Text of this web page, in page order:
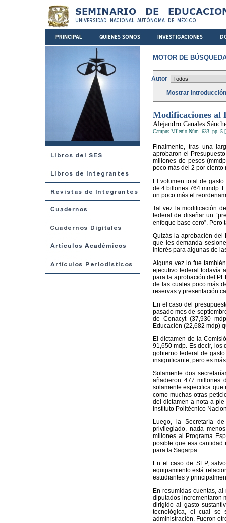
MOTOR DE
Autor
Mostrar
Modificaciones al
Alejandro Canales
Campus Milenio Núm. 633, pp. 5
Finalmente, tras una
aprobaron el
millones de pesos
poco más del 2 por
El volumen total de
de 4 billones 764 mmdp.
un poco más el
Tal vez la modificación
federal de diseñar un
enfoque base cero”.
Quizás la aprobación del
que les demanda
interés para algunas de
Alguna vez lo fue
ejecutivo federal todavía
para la aprobación del
de las cuales poco más
reservas y presentación
En el caso del
pasado mes de
de Conacyt (37,930
Educación (22,682 mdp)
El dictamen de la
91,650 mdp. Es decir,
gobierno federal de
insignificante, pero es
Solamente dos
añadieron 477 millones
solamente especifica que
como muchas otras
del dictamen a nota a
Instituto Politécnico
Luego, la Secretaría
privilegiado, nada
millones al Programa
posible que esa cantidad
para la Sagarpa.
En el caso de SEP,
equipamiento está
estudiantes y
En resumidas cuentas,
diputados incrementaron
dirigido al gasto
tecnológica, el cual se
administración. Fueron